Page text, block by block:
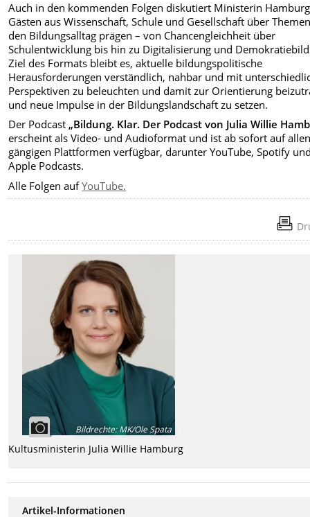
Auch in den kommenden Folgen diskutiert Ministerin
Gästen aus Wissenschaft, Schule und Gesellschaft über
den Bildungsalltag prägen – von Chancengleichheit über
Schulentwicklung bis hin zu Digitalisierung und
Ziel des Formats bleibt es, aktuelle bildungspolitische
Herausforderungen verständlich, nahbar und mit
Perspektiven zu beleuchten und damit zur Orientierung
und neue Impulse in der Bildungslandschaft zu setzen.
Der Podcast„Bildung. Klar. Der Podcast von Julia Willie
erscheint als Video- und Audioformat und ist ab sofort auf
gängigen Plattformen verfügbar, darunter YouTube, Spotify
Apple Podcasts.
Alle Folgen aufYouTube.
Bildrechte:MK/Ole Spata
Kultusministerin Julia Willie Hamburg
Artikel-Informationen